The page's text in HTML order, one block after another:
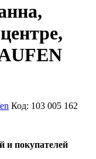
Код: 103 005 162
и покупателей